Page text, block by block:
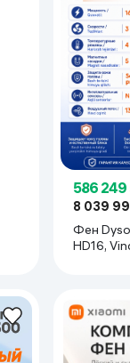
586
8 039
Фен
HD16,